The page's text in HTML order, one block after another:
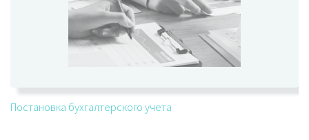
Постановка бухгалтерского учета